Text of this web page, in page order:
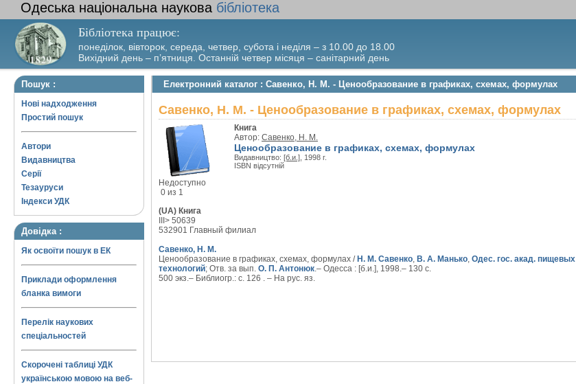
Одеська національна наукова бібліотека
Бібліотека працює:
понеділок, вівторок, середа, четвер, субота і неділя – з 10.00 до 18.00
Вихідний день – п’ятниця. Останній четвер місяця – санітарний день
Пошук :
Нові надходження
Простий пошук
Автори
Видавництва
Серії
Тезауруси
Індекси УДК
Довідка :
Як освоїти пошук в ЕК
Приклади оформлення
бланка вимоги
Перелік наукових
спеціальностей
Скорочені таблиці УДК
українською мовою на веб-
Електронний каталог : Савенко, Н. М. - Ценообразование в графиках, схемах, формулах
Савенко, Н. М. - Ценообразование в графиках, схемах, формулах
Недоступно
0 из 1
Книга
Автор: Савенко, Н. М.
Ценообразование в графиках, схемах, формулах
Видавництво: [б.и.] , 1998 г.
ISBN відсутній
(UA) Книга
III> 50639
532901 Главный филиал
Савенко, Н. М.
Ценообразование в графиках, схемах, формулах / Н. М. Савенко, В. А. Манько, Одес. гос. акад. пищевых
технологий; Отв. за вып. О. П. Антонюк.– Одесса : [б.и.], 1998.– 130 с.
500 экз.– Библиогр.: с. 126 . – На рус. яз.